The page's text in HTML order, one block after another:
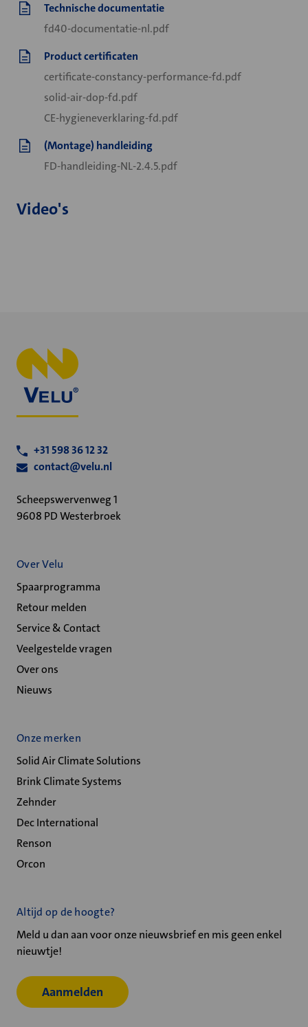
Technische documentatie
fd40-documentatie-nl.pdf
Product certificaten
certificate-constancy-performance-fd.pdf
solid-air-dop-fd.pdf
CE-hygieneverklaring-fd.pdf
(Montage) handleiding
FD-handleiding-NL-2.4.5.pdf
Video's
+31 598 36 12 32
contact@velu.nl
Scheepswervenweg 1
9608 PD Westerbroek
Over Velu
Spaarprogramma
Retour melden
Service & Contact
Veelgestelde vragen
Over ons
Nieuws
Onze merken
Solid Air Climate Solutions
Brink Climate Systems
Zehnder
Dec International
Renson
Orcon
Altijd op de hoogte?
Meld u dan aan voor onze nieuwsbrief en mis geen enkel
nieuwtje!
Aanmelden